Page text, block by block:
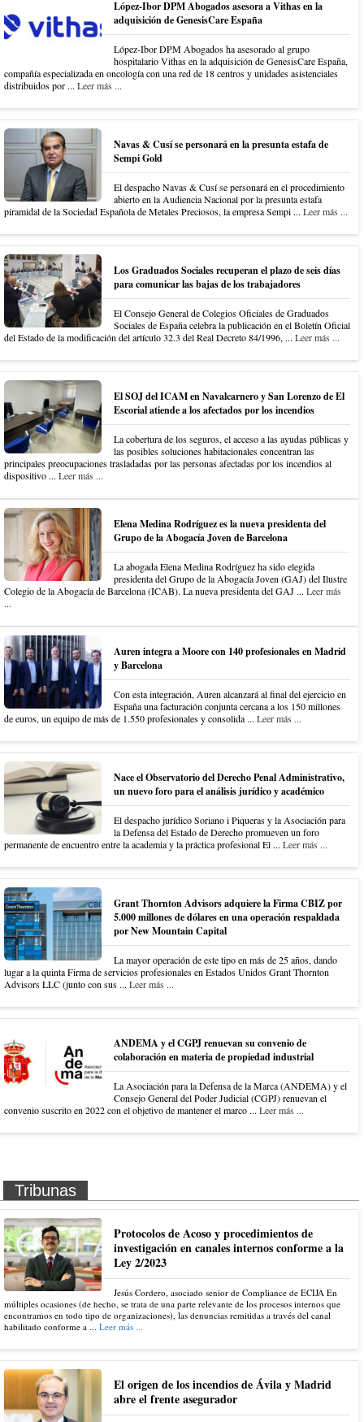
López-Ibor DPM Abogados asesora a Vithas en la
adquisición de GenesisCare España
López-Ibor DPM Abogados ha asesorado al grupo
hospitalario Vithas en la adquisición de GenesisCare España,
compañía especializada en oncología con una red de 18 centros y unidades asistenciales
distribuidos por ... Leer más ...
Navas & Cusí se personará en la presunta estafa de
Sempi Gold
El despacho Navas & Cusí se personará en el procedimiento
abierto en la Audiencia Nacional por la presunta estafa
piramidal de la Sociedad Española de Metales Preciosos, la empresa Sempi ... Leer más ...
Los Graduados Sociales recuperan el plazo de seis días
para comunicar las bajas de los trabajadores
El Consejo General de Colegios Oficiales de Graduados
Sociales de España celebra la publicación en el Boletín Oficial
del Estado de la modificación del artículo 32.3 del Real Decreto 84/1996, ... Leer más ...
El SOJ del ICAM en Navalcarnero y San Lorenzo de El
Escorial atiende a los afectados por los incendios
La cobertura de los seguros, el acceso a las ayudas públicas y
las posibles soluciones habitacionales concentran las
principales preocupaciones trasladadas por las personas afectadas por los incendios al
dispositivo ... Leer más ...
Elena Medina Rodríguez es la nueva presidenta del
Grupo de la Abogacía Joven de Barcelona
La abogada Elena Medina Rodríguez ha sido elegida
presidenta del Grupo de la Abogacía Joven (GAJ) del Ilustre
Colegio de la Abogacía de Barcelona (ICAB). La nueva presidenta del GAJ ... Leer más
...
Auren integra a Moore con 140 profesionales en Madrid
y Barcelona
Con esta integración, Auren alcanzará al final del ejercicio en
España una facturación conjunta cercana a los 150 millones
de euros, un equipo de más de 1.550 profesionales y consolida ... Leer más ...
Nace el Observatorio del Derecho Penal Administrativo,
un nuevo foro para el análisis jurídico y académico
El despacho jurídico Soriano i Piqueras y la Asociación para
la Defensa del Estado de Derecho promueven un foro
permanente de encuentro entre la academia y la práctica profesional El ... Leer más ...
Grant Thornton Advisors adquiere la Firma CBIZ por
5.000 millones de dólares en una operación respaldada
por New Mountain Capital
La mayor operación de este tipo en más de 25 años, dando
lugar a la quinta Firma de servicios profesionales en Estados Unidos Grant Thornton
Advisors LLC (junto con sus ... Leer más ...
ANDEMA y el CGPJ renuevan su convenio de
colaboración en materia de propiedad industrial
La Asociación para la Defensa de la Marca (ANDEMA) y el
Consejo General del Poder Judicial (CGPJ) renuevan el
convenio suscrito en 2022 con el objetivo de mantener el marco ... Leer más ...
Tribunas
Protocolos de Acoso y procedimientos de
investigación en canales internos conforme a la
Ley 2/2023
Jesús Cordero, asociado senior de Compliance de ECIJA En
múltiples ocasiones (de hecho, se trata de una parte relevante de los procesos internos que
encontramos en todo tipo de organizaciones), las denuncias remitidas a través del canal
habilitado conforme a ... Leer más ...
El origen de los incendios de Ávila y Madrid
abre el frente asegurador